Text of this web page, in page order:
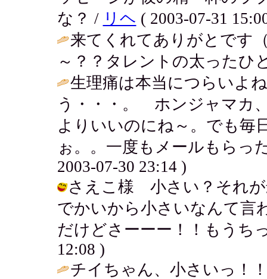
な？ / リヘ ( 2003-07-31
来てくれてありがとです
～？？タレントの太ったひ
生理痛は本当につらいよ
う・・・。 ホンジャマカ
よりいいのにね～。でも毎
ぉ。。一度もメールもらっ
2003-07-30 23:14 )
さえこ様 小さい？それが
でかいから小さいなんて
だけどさーーー！！もうち
12:08 )
チイちゃん、小さいっ！